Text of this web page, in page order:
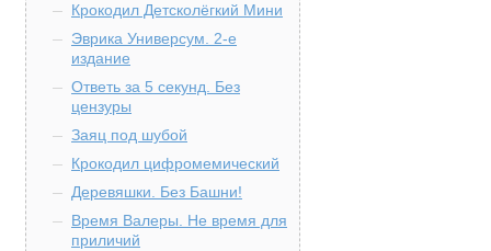
Крокодил Детсколёгкий Мини
Эврика Универсум. 2-е
издание
Ответь за 5 секунд. Без
цензуры
Заяц под шубой
Крокодил цифромемический
Деревяшки. Без Башни!
Время Валеры. Не время для
приличий